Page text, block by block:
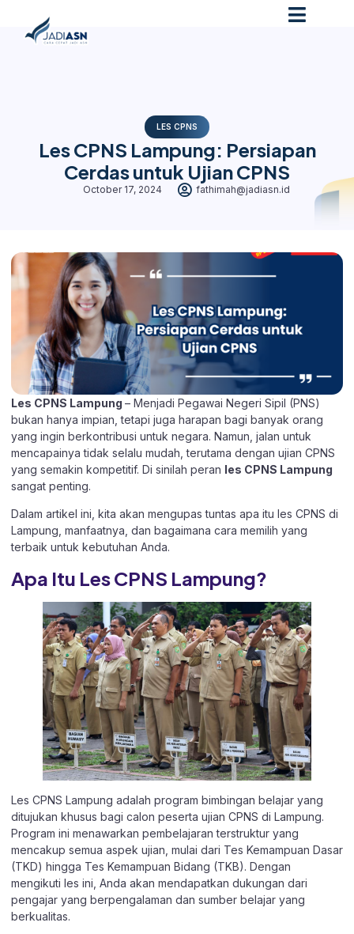
LES CPNS
Les CPNS Lampung: Persiapan
Cerdas untuk Ujian CPNS
October 17, 2024 fathimah@jadiasn.id
Les CPNS Lampung – Menjadi Pegawai Negeri Sipil (PNS)
bukan hanya impian, tetapi juga harapan bagi banyak orang
yang ingin berkontribusi untuk negara. Namun, jalan untuk
mencapainya tidak selalu mudah, terutama dengan ujian CPNS
yang semakin kompetitif. Di sinilah peran les CPNS Lampung
sangat penting.
Dalam artikel ini, kita akan mengupas tuntas apa itu les CPNS di
Lampung, manfaatnya, dan bagaimana cara memilih yang
terbaik untuk kebutuhan Anda.
Apa Itu Les CPNS Lampung?
Les CPNS Lampung adalah program bimbingan belajar yang
ditujukan khusus bagi calon peserta ujian CPNS di Lampung.
Program ini menawarkan pembelajaran terstruktur yang
mencakup semua aspek ujian, mulai dari Tes Kemampuan Dasar
(TKD) hingga Tes Kemampuan Bidang (TKB). Dengan
mengikuti les ini, Anda akan mendapatkan dukungan dari
pengajar yang berpengalaman dan sumber belajar yang
berkualitas.